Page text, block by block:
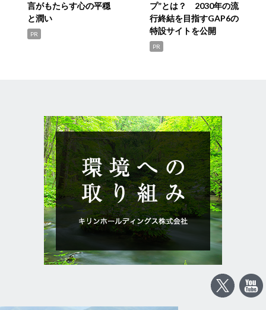
言がもたらす心の平穏
と潤い
PR
プ”とは？ 2030年の流
行終結を目指すGAP6の
特設サイトを公開
PR